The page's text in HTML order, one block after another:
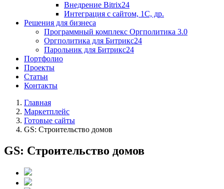
Внедрение Bitrix24
Интеграция с сайтом, 1С, др.
Решения для бизнеса
Программный комплекс Оргполитика 3.0
Оргполитика для Битрикс24
Парольник для Битрикс24
Портфолио
Проекты
Статьи
Контакты
Главная
Маркетплейс
Готовые сайты
GS: Строительство домов
GS: Строительство домов